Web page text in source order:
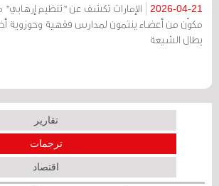
2026-04-21
الإمارات تكشف عن "تنظيم إرهابي"
مكوّن من أعضاء ينتمون لمدارس فقهية وحوزوية
يطال الشيعة
تقارير
ترجمات
اقتصاد